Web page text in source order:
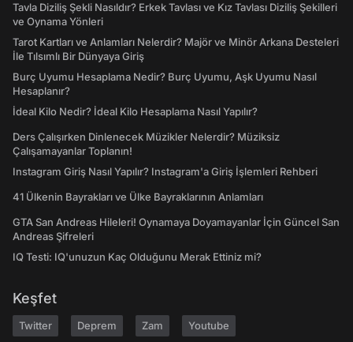
Tavla Diziliş Şekli Nasıldır? Erkek Tavlası ve Kız Tavlası Diziliş Şekilleri
ve Oynama Yönleri
Tarot Kartları ve Anlamları Nelerdir? Majör ve Minör Arkana Desteleri
İle Tılsımlı Bir Dünyaya Giriş
Burç Uyumu Hesaplama Nedir? Burç Uyumu, Aşk Uyumu Nasıl
Hesaplanır?
İdeal Kilo Nedir? İdeal Kilo Hesaplama Nasıl Yapılır?
Ders Çalışırken Dinlenecek Müzikler Nelerdir? Müziksiz
Çalışamayanlar Toplanın!
Instagram Giriş Nasıl Yapılır? Instagram'a Giriş İşlemleri Rehberi
41 Ülkenin Bayrakları ve Ülke Bayraklarının Anlamları
GTA San Andreas Hileleri! Oynamaya Doyamayanlar İçin Güncel San
Andreas Şifreleri
IQ Testi: IQ'unuzun Kaç Olduğunu Merak Ettiniz mi?
Keşfet
Twitter Deprem Zam Youtube